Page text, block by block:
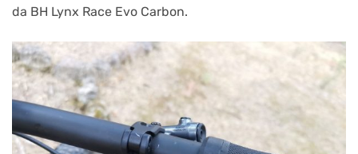
da BH Lynx Race Evo Carbon.